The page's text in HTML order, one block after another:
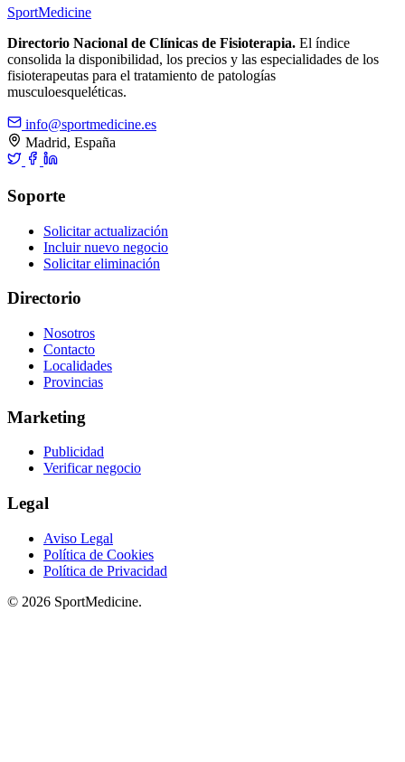
SportMedicine
Directorio Nacional de Clínicas de Fisioterapia. El índice
consolida la disponibilidad, los precios y las especialidades de los
fisioterapeutas para el tratamiento de patologías
musculoesqueléticas.
info@sportmedicine.es
Madrid, España
Soporte
Solicitar actualización
Incluir nuevo negocio
Solicitar eliminación
Directorio
Nosotros
Contacto
Localidades
Provincias
Marketing
Publicidad
Verificar negocio
Legal
Aviso Legal
Política de Cookies
Política de Privacidad
© 2026 SportMedicine.